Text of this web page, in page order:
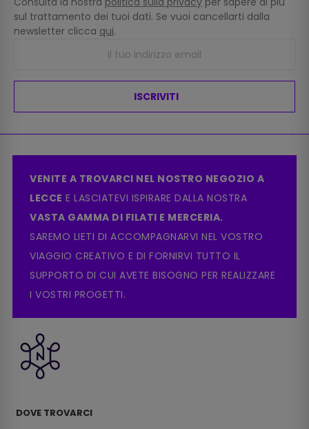
sul trattamento dei tuoi dati. Se vuoi cancellarti dalla
newsletter clicca qui.
ISCRIVITI
VENITE A TROVARCI NEL NOSTRO NEGOZIO A
LECCE E LASCIATEVI ISPIRARE DALLA NOSTRA
VASTA GAMMA DI FILATI E MERCERIA.
SAREMO LIETI DI ACCOMPAGNARVI NEL VOSTRO
VIAGGIO CREATIVO E DI FORNIRVI TUTTO IL
SUPPORTO DI CUI AVETE BISOGNO PER REALIZZARE
I VOSTRI PROGETTI.
DOVE TROVARCI